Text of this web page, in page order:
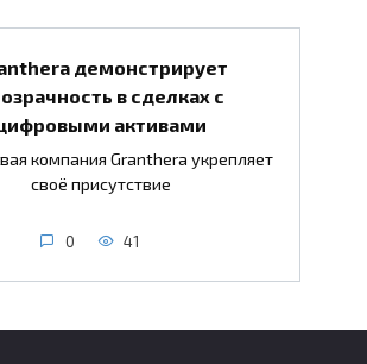
демонстрирует
в сделках с
активами
компания Granthera укрепляет
своё присутствие
0 41